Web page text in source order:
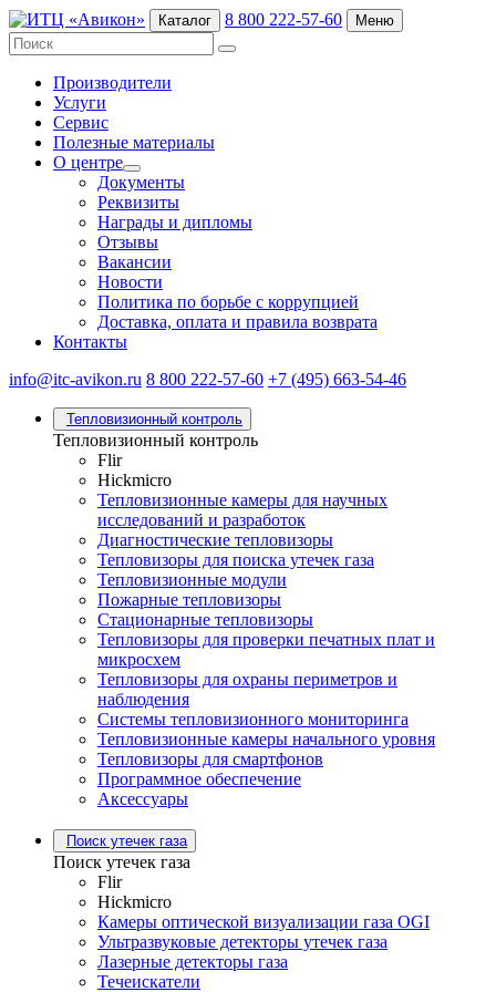
Каталог 8 800 222-57-60 Меню
Производители
Услуги
Сервис
Полезные материалы
О центре
Документы
Реквизиты
Награды и дипломы
Отзывы
Вакансии
Новости
Политика по борьбе с коррупцией
Доставка, оплата и правила возврата
Контакты
info@itc-avikon.ru 8 800 222-57-60 +7 (495) 663-54-46
Тепловизионный контроль
Тепловизионный контроль
Flir
Hickmicro
Тепловизионные камеры для научных
исследований и разработок
Диагностические тепловизоры
Тепловизоры для поиска утечек газа
Тепловизионные модули
Пожарные тепловизоры
Стационарные тепловизоры
Тепловизоры для проверки печатных плат и
микросхем
Тепловизоры для охраны периметров и
наблюдения
Системы тепловизионного мониторинга
Тепловизионные камеры начального уровня
Тепловизоры для смартфонов
Программное обеспечение
Аксессуары
Поиск утечек газа
Поиск утечек газа
Flir
Hickmicro
Камеры оптической визуализации газа OGI
Ультразвуковые детекторы утечек газа
Лазерные детекторы газа
Течеискатели